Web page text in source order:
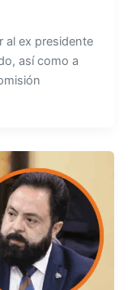
al ex presidente
así como a